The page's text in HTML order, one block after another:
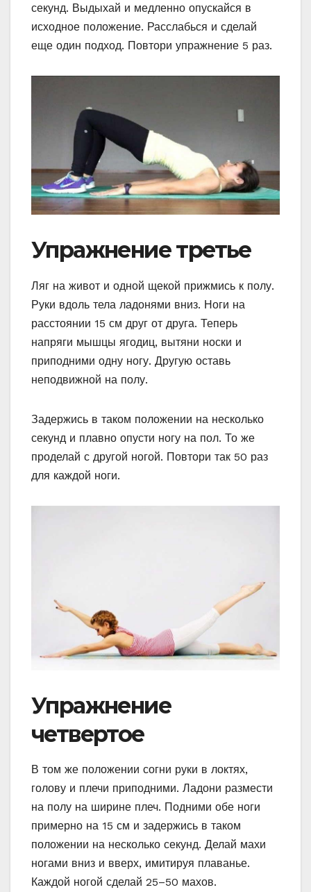
секунд. Выдыхай и медленно опускайся в
исходное положение. Расслабься и сделай
еще один подход. Повтори упражнение 5 раз.
Упражнение третье
Ляг на живот и одной щекой прижмись к полу.
Руки вдоль тела ладонями вниз. Ноги на
расстоянии 15 см друг от друга. Теперь
напряги мышцы ягодиц, вытяни носки и
приподними одну ногу. Другую оставь
неподвижной на полу.
Задержись в таком положении на несколько
секунд и плавно опусти ногу на пол. То же
проделай с другой ногой. Повтори так 50 раз
для каждой ноги.
Упражнение
четвертое
В том же положении согни руки в локтях,
голову и плечи приподними. Ладони размести
на полу на ширине плеч. Подними обе ноги
примерно на 15 см и задержись в таком
положении на несколько секунд. Делай махи
ногами вниз и вверх, имитируя плаванье.
Каждой ногой сделай 25–50 махов.